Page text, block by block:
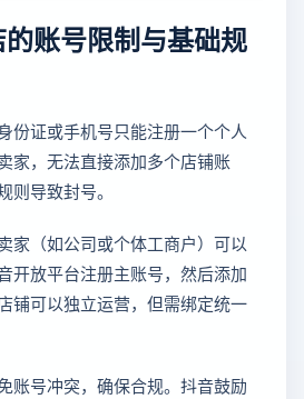
账号限制与基础规
份证或手机号只能注册一个个人
家，无法直接添加多个店铺账
则导致封号。
家（如公司或个体工商户）可以
开放平台注册主账号，然后添加
铺可以独立运营，但需绑定统一
账号冲突，确保合规。抖音鼓励